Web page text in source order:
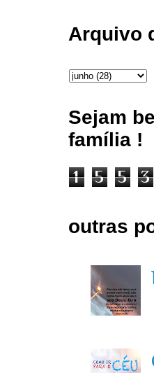
Arquivo
Sejam
família !
1 5 5 3
outras